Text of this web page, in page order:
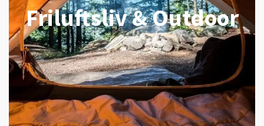
Friluftsliv & Outdoor